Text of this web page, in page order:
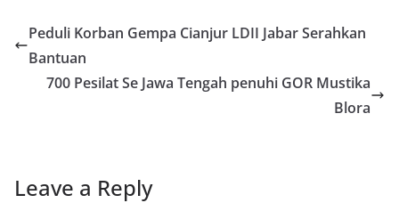
Peduli Korban Gempa Cianjur LDII Jabar Serahkan
Bantuan
700 Pesilat Se Jawa Tengah penuhi GOR Mustika
Blora
Leave a Reply